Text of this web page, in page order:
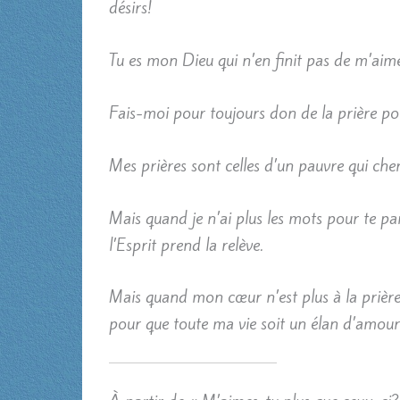
désirs!
Tu es mon Dieu qui n’en finit pas de
Fais-moi pour toujours don de la prière
Mes prières sont celles d’un pauvre qui
Mais quand je n’ai plus les mots pour te
l’Esprit prend la relève.
Mais quand mon cœur n’est plus à la
pour que toute ma vie soit un élan